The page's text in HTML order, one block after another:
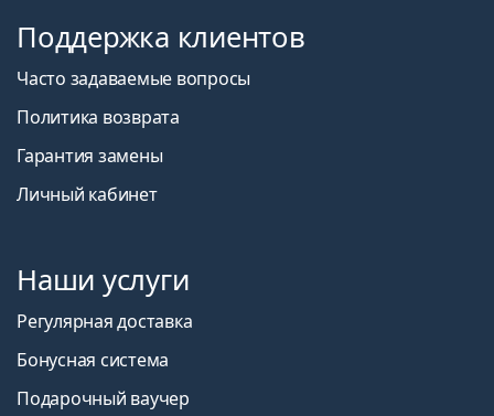
Поддержка клиентов
Часто задаваемые вопросы
Политика возврата
Гарантия замены
Личный кабинет
Наши услуги
Регулярная доставка
Бонусная система
Подарочный ваучер